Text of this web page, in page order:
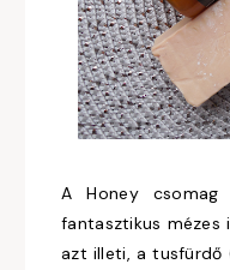
A Honey csomag
fantasztikus mézes
azt illeti, a tusfürdő